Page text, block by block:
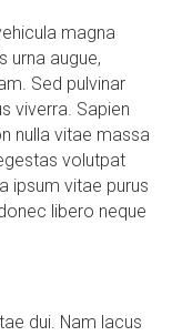
magna
urna augue,
Sed pulvinar
viverra. Sapien
nulla vitae massa
volutpat
ipsum vitae purus
libero neque
dui. Nam lacus